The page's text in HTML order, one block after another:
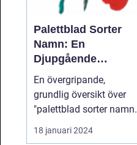
Palettblad Sorter
Namn: En
Djupgående
Översikt
En övergripande,
grundlig översikt över
"palettblad sorter namn"
Palettblad eller Coleus är
en populär växt som
18 januari 2024